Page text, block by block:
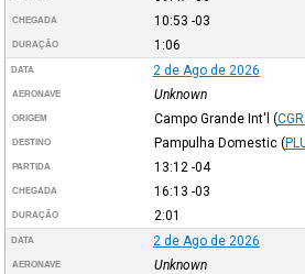
CHEGADA 10:53 -03
DURAÇÃO 1:06
DATA 2 de Ago de 2026
AERONAVE Unknown
ORIGEM Campo Grande Int'l (
DESTINO Pampulha Domestic (
PARTIDA 13:12 -04
CHEGADA 16:13 -03
DURAÇÃO 2:01
DATA 2 de Ago de 2026
AERONAVE Unknown